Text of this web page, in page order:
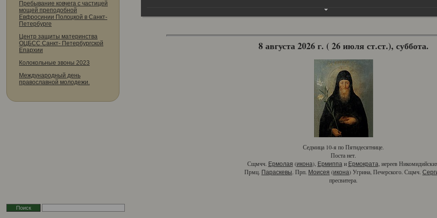
Пребывание ковчега с частицей
мощей преподобной
Евфросинии Полоцкой в Санкт-
Петербурге
Центр защиты материнства
ОЦБСС Санкт- Петербургской
Епархии
Колокольные звоны 2023
Международный день
православной молодежи.
8 августа 2026 г. ( 26 июля ст.ст.), суббота.
Седмица 10-я по Пятидесятнице.
Поста нет.
Сщмчч. Ермолая (икона), Ермиппа и Ермократа , иереев
Прмц. Параскевы. Прп. Моисея (икона) Угрина, Печерского. Сщмч.
пресвитера.